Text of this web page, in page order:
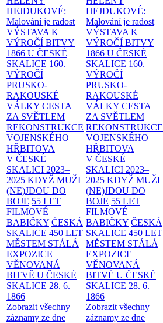
HEJDUKOVÉ:
Malování je radost
VÝSTAVA K
VÝROČÍ BITVY
1866 U ČESKÉ
SKALICE 160.
VÝROČÍ
PRUSKO-
RAKOUSKÉ
VÁLKY CESTA
ZA SVĚTLEM
REKONSTRUKCE
VOJENSKÉHO
HŘBITOVA
V ČESKÉ
SKALICI 2023–
2025 KDYŽ MUŽI
(NE)JDOU DO
BOJE 55 LET
FILMOVÉ
BABIČKY ČESKÁ
SKALICE 450 LET
MĚSTEM STÁLÁ
EXPOZICE
VĚNOVANÁ
BITVĚ U ČESKÉ
SKALICE 28. 6.
1866
Zobrazit všechny
záznamy ze dne
HEJDUKOVÉ:
Malování je radost
VÝSTAVA K
VÝROČÍ BITVY
1866 U ČESKÉ
SKALICE 160.
VÝROČÍ
PRUSKO-
RAKOUSKÉ
VÁLKY CESTA
ZA SVĚTLEM
REKONSTRUKCE
VOJENSKÉHO
HŘBITOVA
V ČESKÉ
SKALICI 2023–
2025 KDYŽ MUŽI
(NE)JDOU DO
BOJE 55 LET
FILMOVÉ
BABIČKY ČESKÁ
SKALICE 450 LET
MĚSTEM STÁLÁ
EXPOZICE
VĚNOVANÁ
BITVĚ U ČESKÉ
SKALICE 28. 6.
1866
Zobrazit všechny
záznamy ze dne